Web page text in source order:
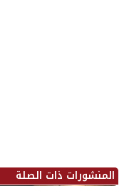
المنشورات ذات الصلة